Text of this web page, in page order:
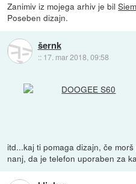
Zanimiv iz mojega arhiv je bil
Poseben dizajn.
šernk
:: 17. mar 2018, 09:58
itd...kaj ti pomaga dizajn, če
nanj, da je telefon uporaben za